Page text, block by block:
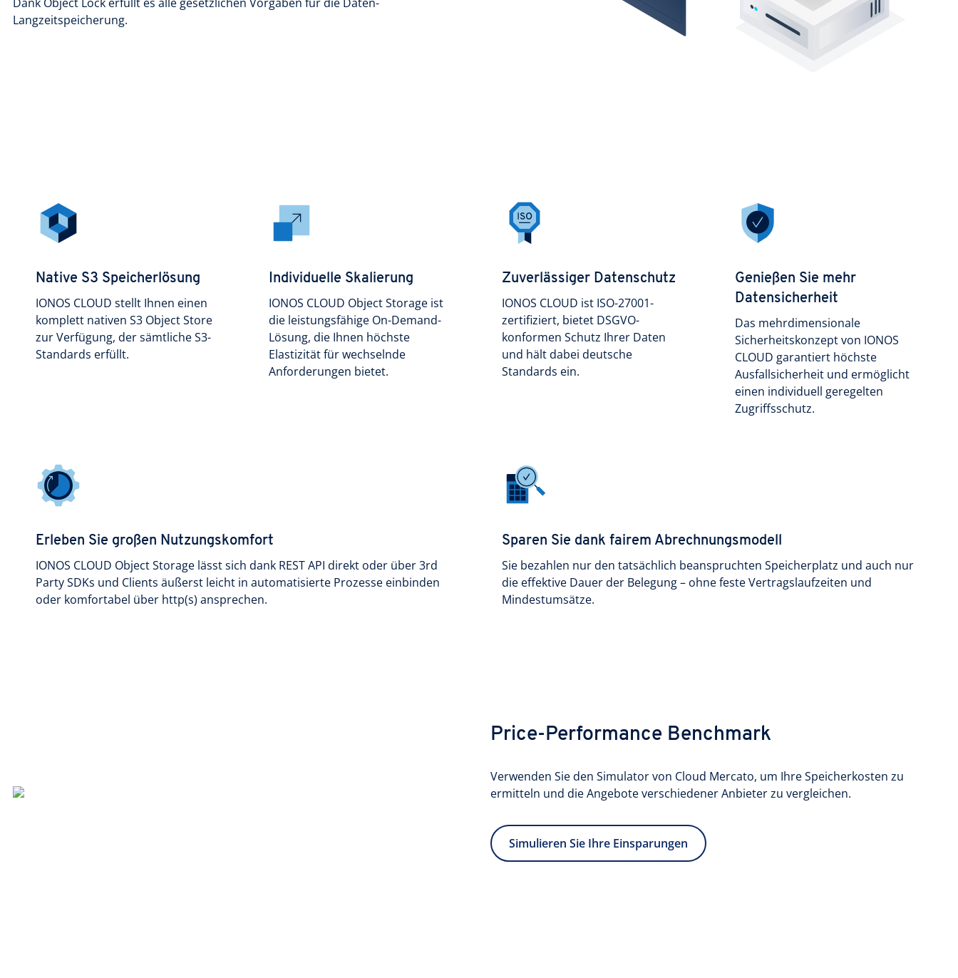
Langzeitspeicherung.
Native S3 Speicherlösung
IONOS CLOUD stellt Ihnen einen
komplett nativen S3 Object Store
zur Verfügung, der sämtliche S3-
Standards erfüllt.
Individuelle Skalierung
IONOS CLOUD Object Storage ist
die leistungsfähige On-Demand-
Lösung, die Ihnen höchste
Elastizität für wechselnde
Anforderungen bietet.
Zuverlässiger Datenschutz
IONOS CLOUD ist ISO-27001-
zertifiziert, bietet DSGVO-
konformen Schutz Ihrer Daten
und hält dabei deutsche
Standards ein.
Genießen Sie mehr
Datensicherheit
Das mehrdimensionale
Sicherheitskonzept von IONOS
CLOUD garantiert höchste
Ausfallsicherheit und ermöglicht
einen individuell geregelten
Zugriffsschutz.
Erleben Sie großen Nutzungskomfort
IONOS CLOUD Object Storage lässt sich dank REST API direkt oder über 3rd
Party SDKs und Clients äußerst leicht in automatisierte Prozesse einbinden
oder komfortabel über http(s) ansprechen.
Sparen Sie dank fairem Abrechnungsmodell
Sie bezahlen nur den tatsächlich beanspruchten Speicherplatz und auch nur
die effektive Dauer der Belegung – ohne feste Vertragslaufzeiten und
Mindestumsätze.
Price-Performance Benchmark
Verwenden Sie den Simulator von Cloud Mercato, um Ihre Speicherkosten zu
ermitteln und die Angebote verschiedener Anbieter zu vergleichen.
Simulieren Sie Ihre Einsparungen